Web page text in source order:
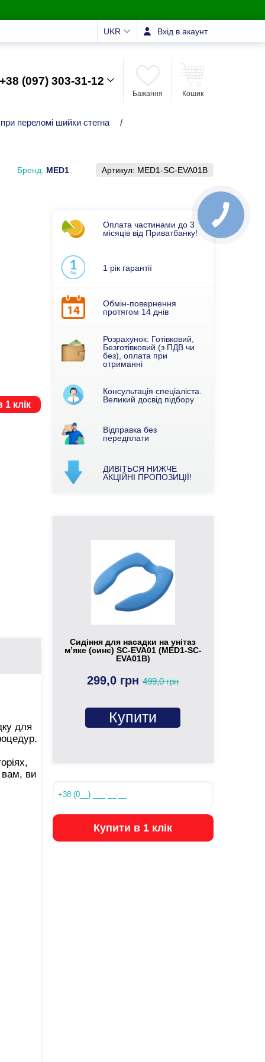
UKR Вхід в акаунт
+38 (097) 303-31-12
Бажання Кошик
переломі шийки стегна /
Бренд: MED1 Артикул: MED1-SC-EVA01B
клік
для
вам, ви
Оплата частинами до 3
місяців від Приватбанку!
1 рік гарантії
Обмін-повернення
протягом 14 днів
Розрахунок: Готівковий,
Безготівковий (з ПДВ чи
без), оплата при
отриманні
Консультація спеціаліста.
Великий досвід підбору
Відправка без
передплати
ДИВІТЬСЯ НИЖЧЕ
АКЦІЙНІ ПРОПОЗИЦІЇ!
Сидіння для насадки на унітаз
м’яке (синє) SC-EVA01 (MED1-SC-
EVA01B)
299,0 грн499,0 грн
Купити
Купити в 1 клік